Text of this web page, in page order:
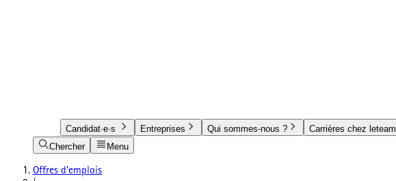
Candidat·e·s Entreprises Qui sommes-nous ?
Carrières chez leteam
Chercher
Menu
Offres d'emplois